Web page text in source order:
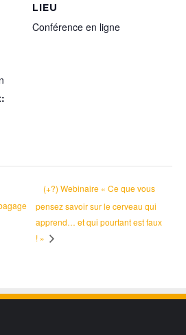
LIEU
Conférence en ligne
(+?) Webinaire « Ce que vous
pensez savoir sur le cerveau qui
apprend… et qui pourtant est faux
! »